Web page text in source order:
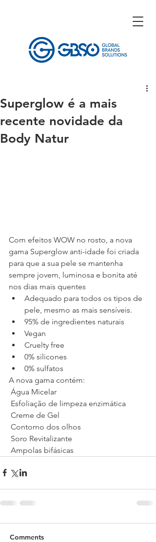
Superglow é a mais
recente novidade da
Body Natur
Com efeitos WOW no rosto, a nova
gama Superglow anti-idade foi criada
para que a sua pele se mantenha
sempre jovem, luminosa e bonita até
nos dias mais quentes
Adequado para todos os tipos de
pele, mesmo as mais sensíveis.
95% de ingredientes naturais
Vegan
Cruelty free
0% silicones
0% sulfatos
A nova gama contém:
Água Micelar
Esfoliação de limpeza enzimática
Creme de Gel
Contorno dos olhos
Soro Revitalizante
Ampolas bifásicas
Comments